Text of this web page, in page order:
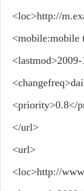
<loc>http://
<mobile:mobile
<priority>0.8</
</url>
<url>
<loc>http://